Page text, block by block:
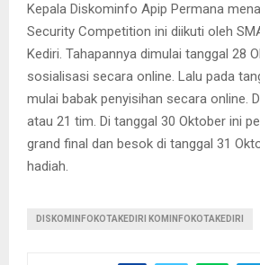
Kepala Diskominfo Apip Permana
Security Competition ini diikuti oleh
Kediri. Tahapannya dimulai tanggal 28
sosialisasi secara online. Lalu pada
mulai babak penyisihan secara online.
atau 21 tim. Di tanggal 30 Oktober ini
grand final dan besok di tanggal 31
hadiah.
DISKOMINFOKOTAKEDIRI KOMINFOKOTAKEDIRI